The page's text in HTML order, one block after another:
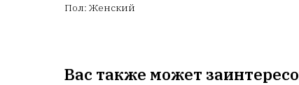
Пол: Женский
Вас также может